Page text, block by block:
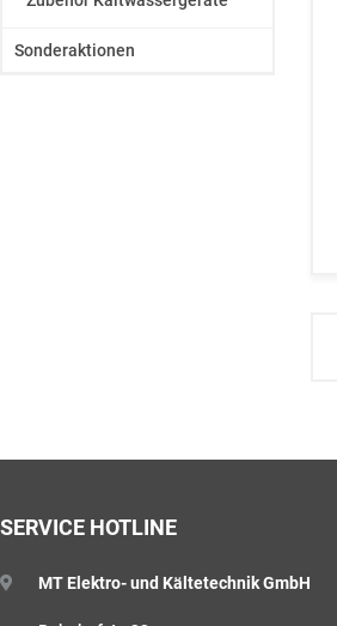
Sonderaktionen
SERVICE HOTLINE
MT Elektro- und Kältetechnik GmbH